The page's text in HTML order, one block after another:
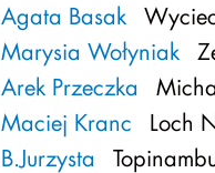
Agata Basak
Marysia Wołyniak
Arek Przeczka
Maciej Kranc
Loch
B.Jurzysta